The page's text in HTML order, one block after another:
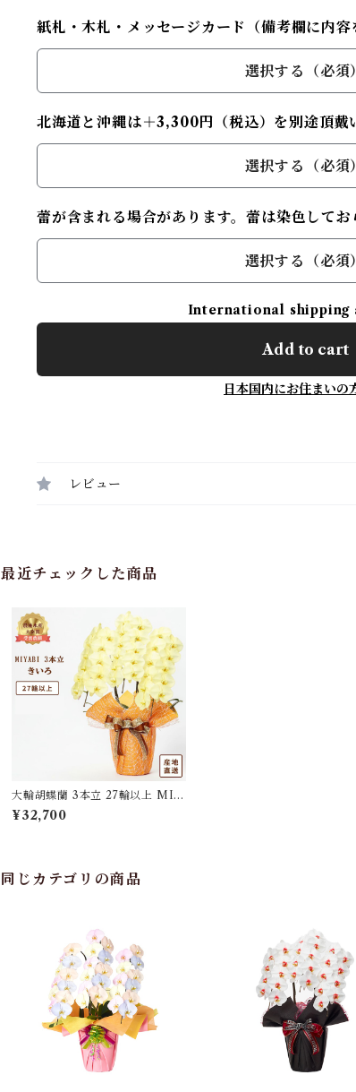
紙札・木札・メッセージカード（備考欄に内容
選択する（必須）
北海道と沖縄は＋3,300円（税込）を別途頂戴
選択する（必須）
蕾が含まれる場合があります。蕾は染色してお
選択する（必須）
International shipping
Add to cart
日本国内にお住まいの
レビュー
最近チェックした商品
大輪胡蝶蘭 3本立 27輪以上 MIY
ABI きいろ
¥32,700
同じカテゴリの商品